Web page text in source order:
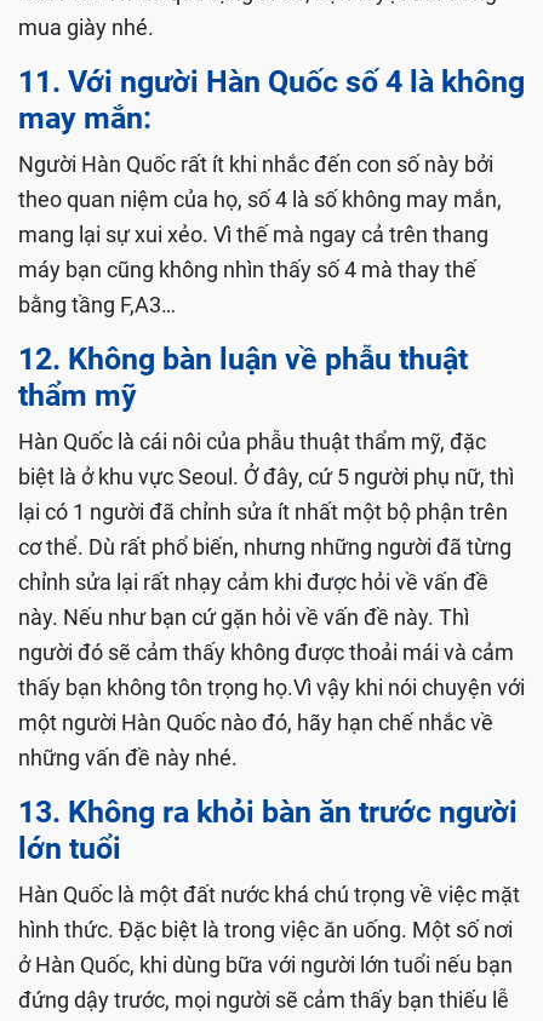
mua giày nhé.
11. Với người Hàn Quốc số 4 là không
may mắn:
Người Hàn Quốc rất ít khi nhắc đến con số này bởi
theo quan niệm của họ, số 4 là số không may mắn,
mang lại sự xui xẻo. Vì thế mà ngay cả trên thang
máy bạn cũng không nhìn thấy số 4 mà thay thế
bằng tầng F,A3…
12. Không bàn luận về phẫu thuật
thẩm mỹ
Hàn Quốc là cái nôi của phẫu thuật thẩm mỹ, đặc
biệt là ở khu vực Seoul. Ở đây, cứ 5 người phụ nữ, thì
lại có 1 người đã chỉnh sửa ít nhất một bộ phận trên
cơ thể. Dù rất phổ biến, nhưng những người đã từng
chỉnh sửa lại rất nhạy cảm khi được hỏi về vấn đề
này. Nếu như bạn cứ gặn hỏi về vấn đề này. Thì
người đó sẽ cảm thấy không được thoải mái và cảm
thấy bạn không tôn trọng họ.Vì vậy khi nói chuyện với
một người Hàn Quốc nào đó, hãy hạn chế nhắc về
những vấn đề này nhé.
13. Không ra khỏi bàn ăn trước người
lớn tuổi
Hàn Quốc là một đất nước khá chú trọng về việc mặt
hình thức. Đặc biệt là trong việc ăn uống. Một số nơi
ở Hàn Quốc, khi dùng bữa với người lớn tuổi nếu bạn
đứng dậy trước, mọi người sẽ cảm thấy bạn thiếu lễ